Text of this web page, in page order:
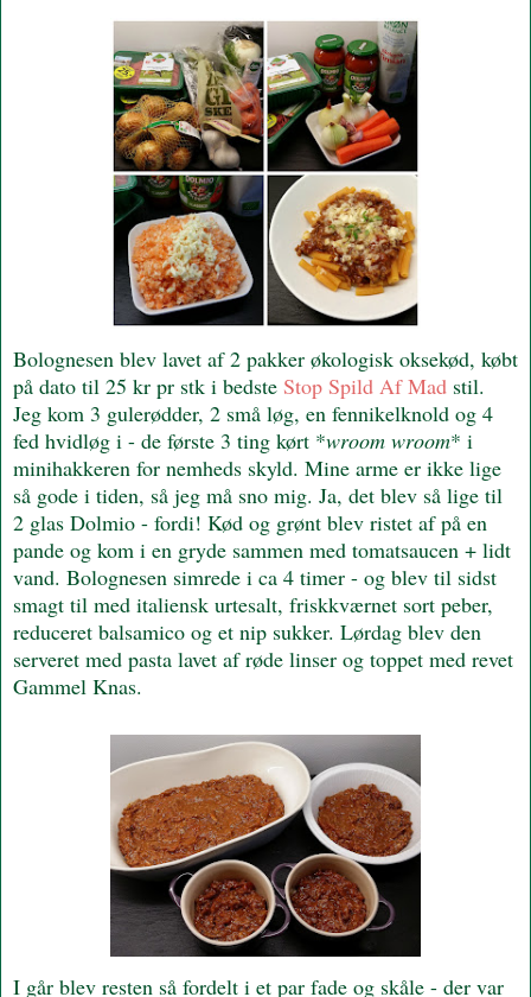
Bolognesen blev lavet af 2 pakker økologisk oksekød, købt
på dato til 25 kr pr stk i bedste Stop Spild Af Mad stil.
Jeg kom 3 gulerødder, 2 små løg, en fennikelknold og 4
fed hvidløg i - de første 3 ting kørt *wroom wroom* i
minihakkeren for nemheds skyld. Mine arme er ikke lige
så gode i tiden, så jeg må sno mig. Ja, det blev så lige til
2 glas Dolmio - fordi! Kød og grønt blev ristet af på en
pande og kom i en gryde sammen med tomatsaucen + lidt
vand. Bolognesen simrede i ca 4 timer - og blev til sidst
smagt til med italiensk urtesalt, friskkværnet sort peber,
reduceret balsamico og et nip sukker. Lørdag blev den
serveret med pasta lavet af røde linser og toppet med revet
Gammel Knas.
I går blev resten så fordelt i et par fade og skåle - der var